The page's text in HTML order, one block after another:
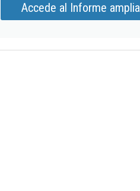
Accede al Informe